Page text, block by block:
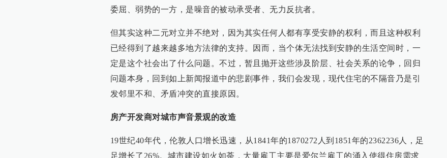
委屈、弱势的一方，是噪音的被动承受者、无力反抗者。
但其实这种二元对立并不绝对，因为其实任何人都有享受安静的权利，而且这种权利
已经得到了越来越多地方法律的支持。因而，当个体无法找到安静的生活空间时，一
定是这个社会出了什么问题。不过，暂且抛开这些涉及阶层、社会关系的论争，回归
问题本身，回到如上新闻报道中的悲剧事件，我们会发现，现代住宅的不隔音乃是引
发邻里不和、矛盾冲突的直接原因。
房产开发商对城市声音景观的改造
19世纪40年代，伦敦人口增长迅速，从1841年的1870272人到1851年的2362236人，足
足增长了26%。城市建设如火如荼，大量雇工主要是爱尔兰雇工的涌入使得住房需求